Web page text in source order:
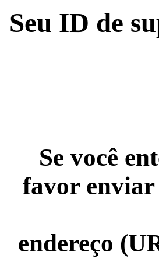
Seu ID de
Se você
favor
endereço